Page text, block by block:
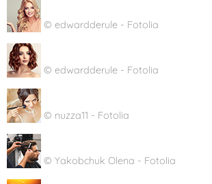
© edwardderule - Fotolia
© edwardderule - Fotolia
© nuzza11 - Fotolia
© Yakobchuk Olena - Fotolia